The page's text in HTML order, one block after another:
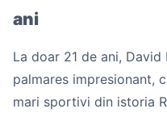
ani
La doar 21 de ani,
palmares impresionant,
mari sportivi din istoria